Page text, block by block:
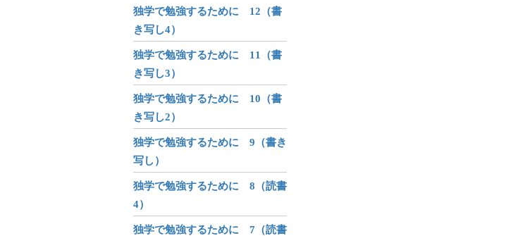
独学で勉強するために 12（書
き写し4）
独学で勉強するために 11（書
き写し3）
独学で勉強するために 10（書
き写し2）
独学で勉強するために 9（書き
写し）
独学で勉強するために 8（読書
4）
独学で勉強するために 7（読書